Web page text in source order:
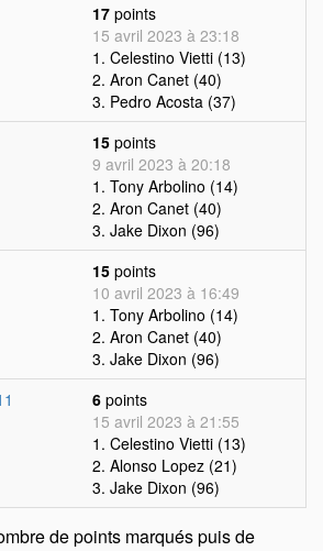
17 points
15 avril 2023 à 23:18
1. Celestino Vietti (13)
2. Aron Canet (40)
3. Pedro Acosta (37)
15 points
9 avril 2023 à 20:18
1. Tony Arbolino (14)
2. Aron Canet (40)
3. Jake Dixon (96)
15 points
10 avril 2023 à 16:49
1. Tony Arbolino (14)
2. Aron Canet (40)
3. Jake Dixon (96)
6 points
15 avril 2023 à 21:55
1. Celestino Vietti (13)
2. Alonso Lopez (21)
3. Jake Dixon (96)
de points marqués puis de